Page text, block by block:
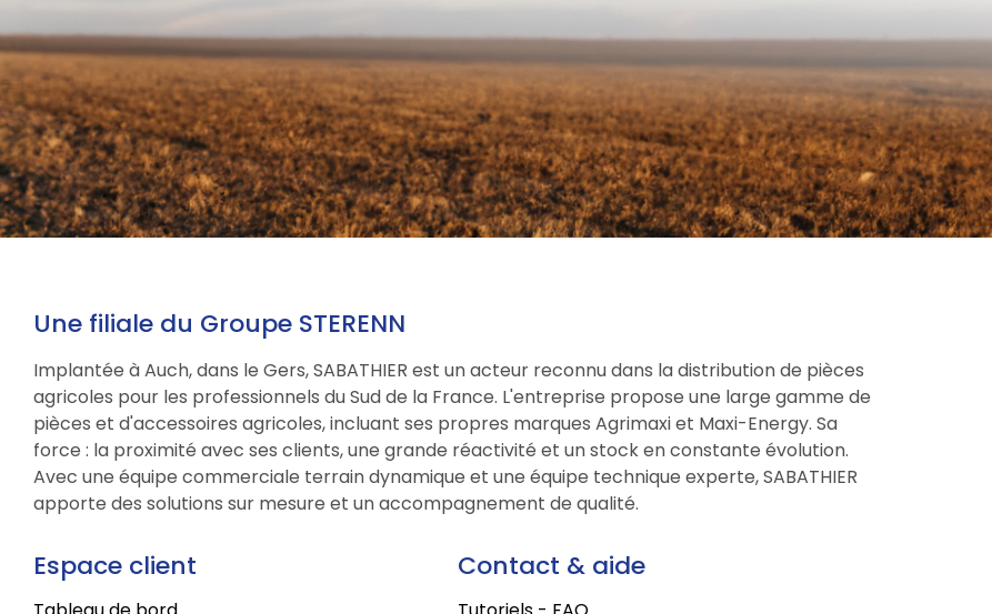
Une filiale du Groupe STERENN
Implantée à Auch, dans le Gers, SABATHIER est un acteur reconnu dans la distribution de pièces
agricoles pour les professionnels du Sud de la France. L'entreprise propose une large gamme de
pièces et d'accessoires agricoles, incluant ses propres marques Agrimaxi et Maxi-Energy. Sa
force : la proximité avec ses clients, une grande réactivité et un stock en constante évolution.
Avec une équipe commerciale terrain dynamique et une équipe technique experte, SABATHIER
apporte des solutions sur mesure et un accompagnement de qualité.
Espace client Contact & aide